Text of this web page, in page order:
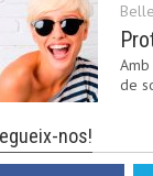
de
nos!